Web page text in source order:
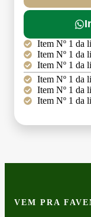
Item Nº 1 da
Item Nº 1 da
Item Nº 1 da
Item Nº 1 da
Item Nº 1 da
Item Nº 1 da
VEM PRA